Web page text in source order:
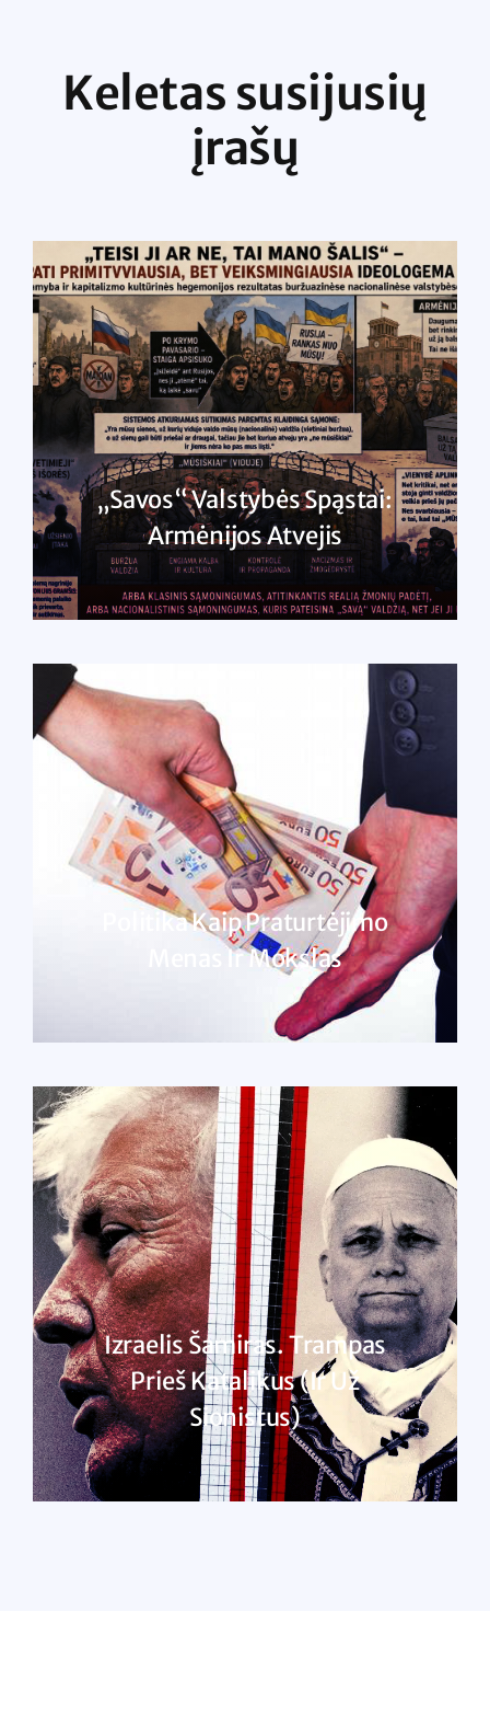
Keletas susijusių
įrašų
„Savos“ Valstybės Spąstai:
Armėnijos Atvejis
Politika Kaip Praturtėjimo
Menas Ir Mokslas
SKAITYTI DAUGIAU
Izraelis Šamiras. Trampas
Prieš Katalikus (ir Už
Sionistus)
SKAITYTI DAUGIAU